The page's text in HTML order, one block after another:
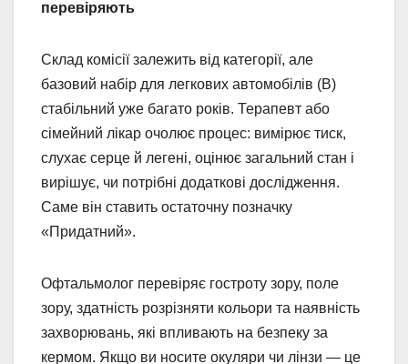
перевіряють
Склад комісії залежить від категорії, але
базовий набір для легкових автомобілів (B)
стабільний уже багато років. Терапевт або
сімейний лікар очолює процес: вимірює тиск,
слухає серце й легені, оцінює загальний стан і
вирішує, чи потрібні додаткові дослідження.
Саме він ставить остаточну позначку
«Придатний».
Офтальмолог перевіряє гостроту зору, поле
зору, здатність розрізняти кольори та наявність
захворювань, які впливають на безпеку за
кермом. Якщо ви носите окуляри чи лінзи — це